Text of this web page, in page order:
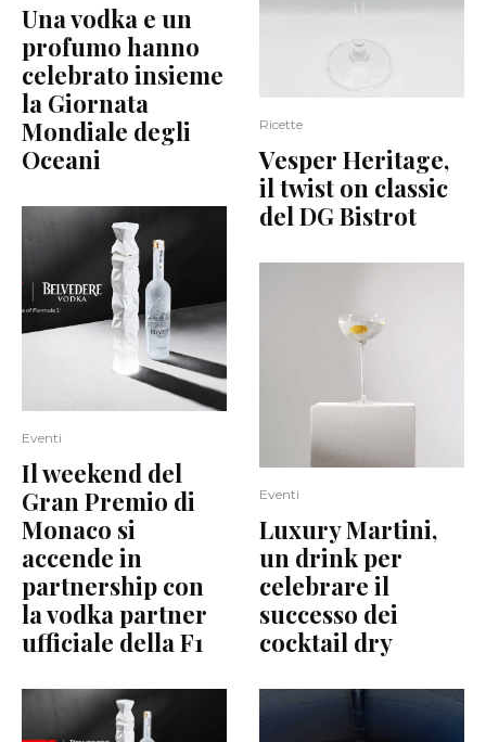
Una vodka e un
profumo hanno
celebrato insieme
la Giornata
Mondiale degli
Oceani
Eventi
Il weekend del
Gran Premio di
Monaco si
accende in
partnership con
la vodka partner
ufficiale della F1
Ricette
Vesper Heritage,
il twist on classic
del DG Bistrot
Eventi
Luxury Martini,
un drink per
celebrare il
successo dei
cocktail dry